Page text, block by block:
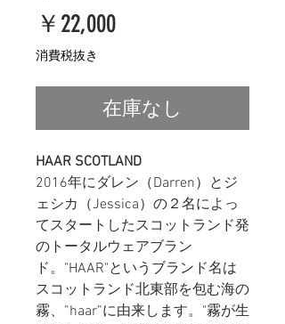
￥22,000価
消費税抜き
在庫なし
HAAR SCOTLAND
2016年にダレン（Darren）とジ
ェシカ（Jessica）の２名によっ
てスタートしたスコットランド発
のトータルウェアブラン
ド。"HAAR"というブランド名は
スコットランド北東部を包む海の
霧、”haar”に由来します。"霧が生